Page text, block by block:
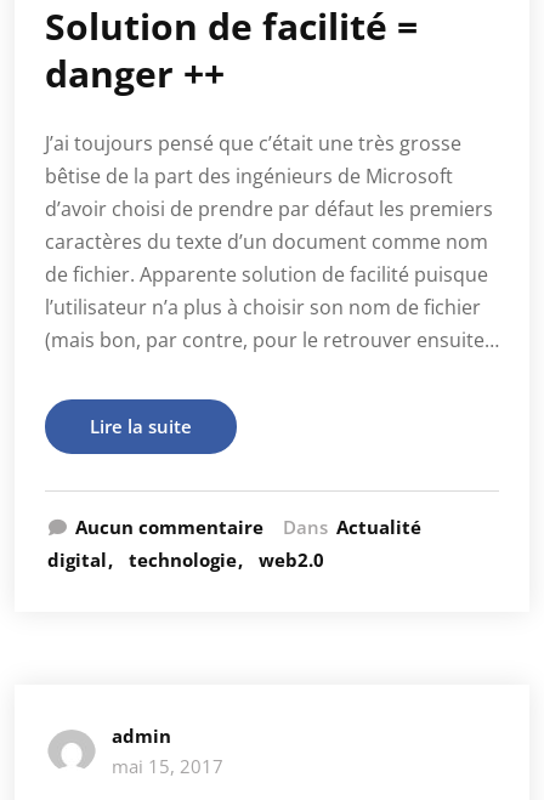
Solution de facilité =
danger ++
J’ai toujours pensé que c’était une très grosse
bêtise de la part des ingénieurs de Microsoft
d’avoir choisi de prendre par défaut les premiers
caractères du texte d’un document comme nom
de fichier. Apparente solution de facilité puisque
l’utilisateur n’a plus à choisir son nom de fichier
(mais bon, par contre, pour le retrouver ensuite…
Lire la suite
Aucun commentaire Dans Actualité
digital
technologie web2.0
admin
mai 15, 2017